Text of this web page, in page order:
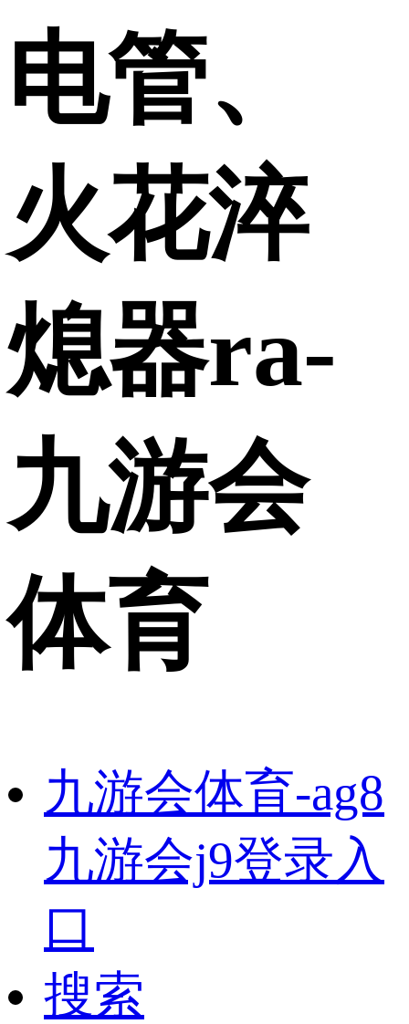
电管、
火花淬
熄器ra-
九游会
体育
九游会体育-ag8
九游会j9登录入
口
搜索